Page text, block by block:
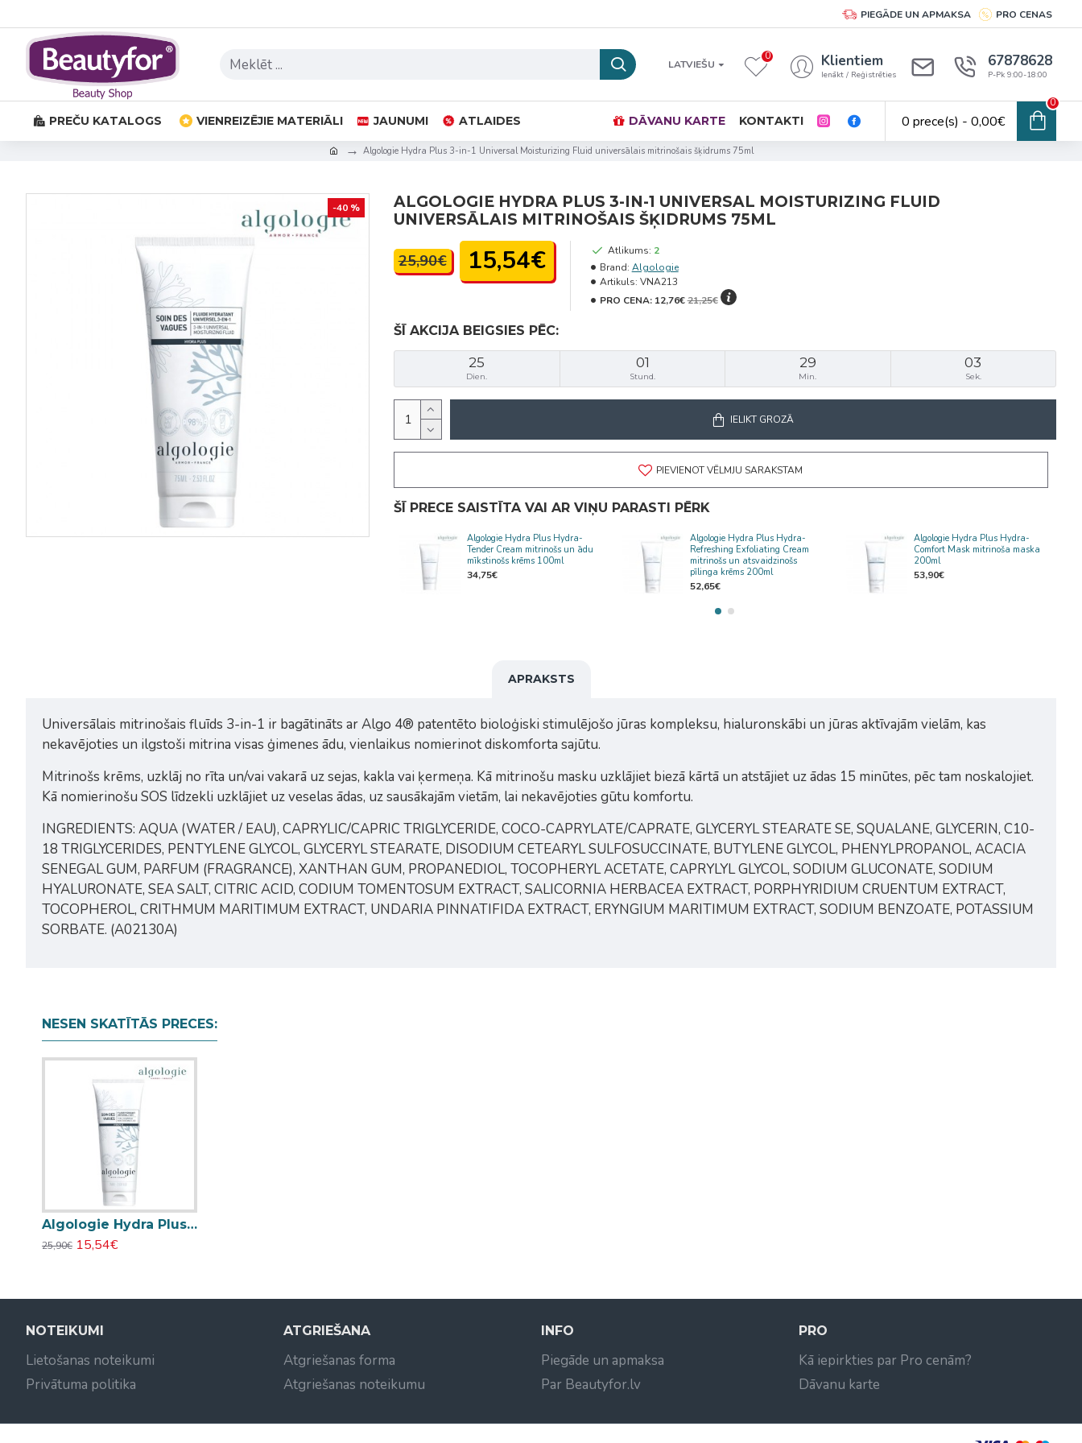
PIEGĀDE UN APMAKSA PRO CENAS
LATVIEŠU
0 Klientiem
Ienākt / Reģistrēties
67878628
P-Pk 9:00-18:00
PREČU KATALOGS VIENREIZĒJIE MATERIĀLI JAUNUMI ATLAIDES DĀVANU KARTE KONTAKTI 0 prece(s) - 0,00€
0
Algologie Hydra Plus 3-in-1 Universal Moisturizing Fluid universālais mitrinošais šķidrums 75ml
-40 %
ALGOLOGIE HYDRA PLUS 3-IN-1 UNIVERSAL MOISTURIZING FLUID
UNIVERSĀLAIS MITRINOŠAIS ŠĶIDRUMS 75ML
ŠĪ AKCIJA BEIGSIES PĒC:
25
Dien.
01
Stund.
29
Min.
03
Sek.
25,90€ 15,54€ Atlikums: 2
Brand: Algologie
Artikuls: VNA213
PRO CENA: 12,76€21,25€
IELIKT GROZĀ
PIEVIENOT VĒLMJU SARAKSTAM
ŠĪ PRECE SAISTĪTA VAI AR VIŅU PARASTI PĒRK
Algologie Hydra Plus Hydra-
Algologie Hydra Plus Hydra-
Algologie Hydra Plus Hydra-
Tender Cream mitrinošs un ādu
mīkstinošs krēms 100ml
34,75€
Algologie Hydra Plus Hydra-
Refreshing Exfoliating Cream
mitrinošs un atsvaidzinošs
pīlinga krēms 200ml
52,65€
Algologie Hydra Plus Hydra-
Comfort Mask mitrinoša maska
200ml
53,90€
APRAKSTS
Universālais mitrinošais fluīds 3-in-1 ir bagātināts ar Algo 4® patentēto bioloģiski stimulējošo jūras kompleksu, hialuronskābi un jūras aktīvajām vielām, kas
nekavējoties un ilgstoši mitrina visas ģimenes ādu, vienlaikus nomierinot diskomforta sajūtu.
Mitrinošs krēms, uzklāj no rīta un/vai vakarā uz sejas, kakla vai ķermeņa. Kā mitrinošu masku uzklājiet biezā kārtā un atstājiet uz ādas 15 minūtes, pēc tam noskalojiet.
Kā nomierinošu SOS līdzekli uzklājiet uz veselas ādas, uz sausākajām vietām, lai nekavējoties gūtu komfortu.
INGREDIENTS: AQUA (WATER / EAU), CAPRYLIC/CAPRIC TRIGLYCERIDE, COCO-CAPRYLATE/CAPRATE, GLYCERYL STEARATE SE, SQUALANE, GLYCERIN, C10-
18 TRIGLYCERIDES, PENTYLENE GLYCOL, GLYCERYL STEARATE, DISODIUM CETEARYL SULFOSUCCINATE, BUTYLENE GLYCOL, PHENYLPROPANOL, ACACIA
SENEGAL GUM, PARFUM (FRAGRANCE), XANTHAN GUM, PROPANEDIOL, TOCOPHERYL ACETATE, CAPRYLYL GLYCOL, SODIUM GLUCONATE, SODIUM
HYALURONATE, SEA SALT, CITRIC ACID, CODIUM TOMENTOSUM EXTRACT, SALICORNIA HERBACEA EXTRACT, PORPHYRIDIUM CRUENTUM EXTRACT,
TOCOPHEROL, CRITHMUM MARITIMUM EXTRACT, UNDARIA PINNATIFIDA EXTRACT, ERYNGIUM MARITIMUM EXTRACT, SODIUM BENZOATE, POTASSIUM
SORBATE. (A02130A)
NESEN SKATĪTĀS PRECES:
Algologie Hydra Plus 3-in-1 Universal Moisturizing Fluid universālais mitrinošais šķidrums 75ml
25,90€ 15,54€
NOTEIKUMI
Lietošanas noteikumi
Privātuma politika
ATGRIEŠANA
Atgriešanas forma
Atgriešanas noteikumu
INFO
Piegāde un apmaksa
Par Beautyfor.lv
PRO
Kā iepirkties par Pro cenām?
Dāvanu karte